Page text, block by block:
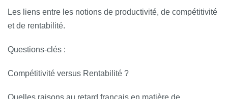
Les liens entre les notions de productivité, de compétitivité
et de rentabilité.
Questions­‐clés :
Compétitivité versus Rentabilité ?
Quelles raisons au retard français en matière de